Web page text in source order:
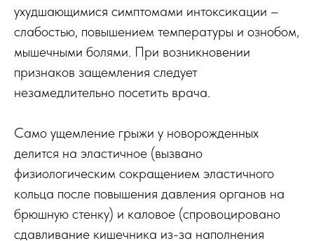
ухудшающимися симптомами интоксикации –
слабостью, повышением температуры и ознобом,
мышечными болями. При возникновении
признаков защемления следует
незамедлительно посетить врача.
Само ущемление грыжи у новорожденных
делится на эластичное (вызвано
физиологическим сокращением эластичного
кольца после повышения давления органов на
брюшную стенку) и каловое (спровоцировано
сдавливание кишечника из-за наполнения